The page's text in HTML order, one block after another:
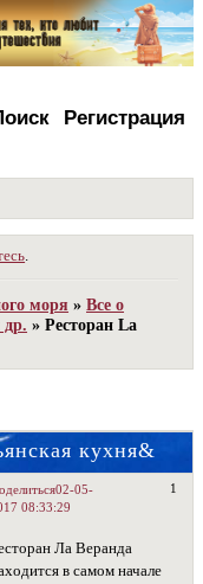
Регистрация
моря »Все о
др. »Ресторан La
кухня&
1
02-05-
08:33:29
Ла Веранда
в самом начале